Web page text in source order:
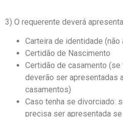
3) O requerente deverá
Carteira de identidade
Certidão de Nascimento
Certidão de casamento
deverão ser apresentadas
casamentos)
Caso tenha se divorciado:
precisa ser apresentada